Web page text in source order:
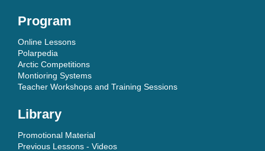
Program
Online Lessons
Polarpedia
Arctic Competitions
Montioring Systems
Teacher Workshops and Training Sessions
Library
Promotional Material
Previous Lessons - Videos